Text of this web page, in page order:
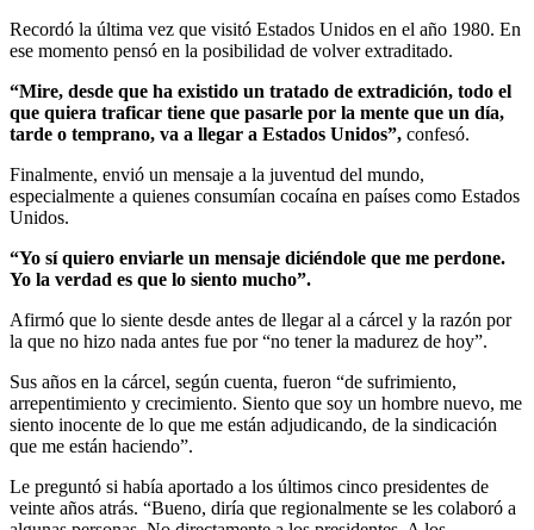
Recordó la última vez que visitó Estados Unidos en el año 1980. En
ese momento pensó en la posibilidad de volver extraditado.
“Mire, desde que ha existido un tratado de extradición, todo el
que quiera traficar tiene que pasarle por la mente que un día,
tarde o temprano, va a llegar a Estados Unidos”, confesó.
Finalmente, envió un mensaje a la juventud del mundo,
especialmente a quienes consumían cocaína en países como Estados
Unidos.
“Yo sí quiero enviarle un mensaje diciéndole que me perdone.
Yo la verdad es que lo siento mucho”.
Afirmó que lo siente desde antes de llegar al a cárcel y la razón por
la que no hizo nada antes fue por “no tener la madurez de hoy”.
Sus años en la cárcel, según cuenta, fueron “de sufrimiento,
arrepentimiento y crecimiento. Siento que soy un hombre nuevo, me
siento inocente de lo que me están adjudicando, de la sindicación
que me están haciendo”.
Le preguntó si había aportado a los últimos cinco presidentes de
veinte años atrás. “Bueno, diría que regionalmente se les colaboró a